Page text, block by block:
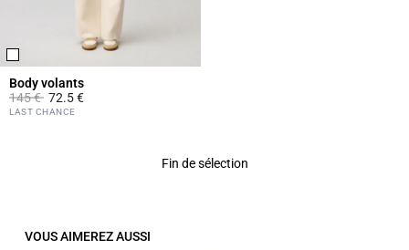
Body volants
Prix réduit à partir de
145 €à72.5 €
4,2 out of 5 Customer Rating
LAST CHANCE
Fin de sélection
VOUS AIMEREZ AUSSI